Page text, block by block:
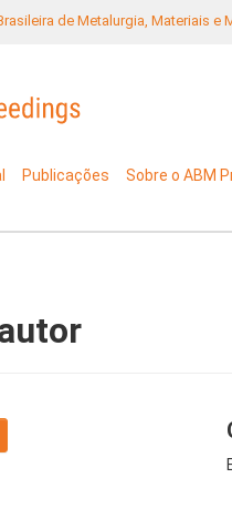
de Metalurgia, Materiais e
Publicações Sobre o ABM